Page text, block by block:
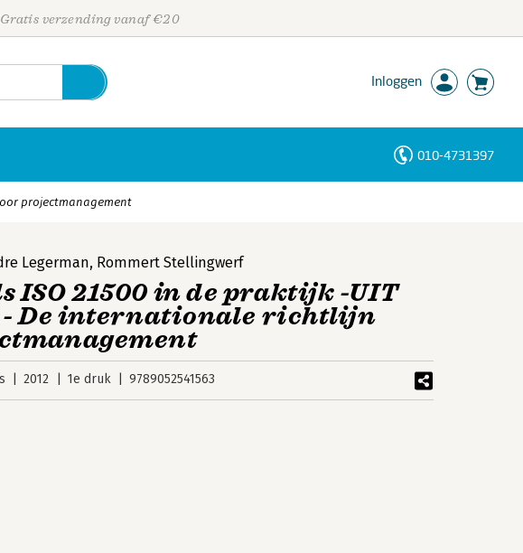
Gratis verzending vanaf €20
Inloggen
010-4731397
projectmanagement
Legerman, Rommert Stellingwerf
ISO 21500 in de praktijk -UIT
- De internationale richtlijn
2012 1e druk 9789052541563
Personen